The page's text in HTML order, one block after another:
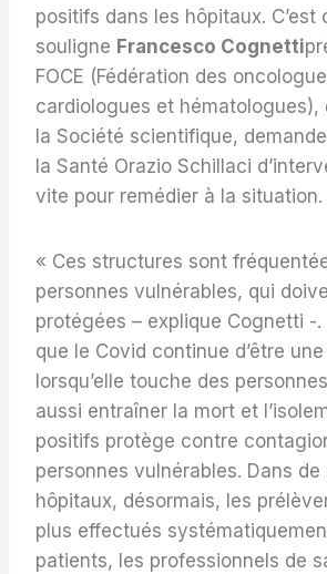
positifs dans les hôpitaux. C’est
souligne Francesco Cognetti
FOCE (Fédération des
cardiologues et hématologues),
la Société scientifique,
la Santé Orazio Schillaci
vite pour remédier à la situation.
« Ces structures sont
personnes vulnérables, qui
protégées – explique Cognetti -.
que le Covid continue d’être
lorsqu’elle touche des
aussi entraîner la mort et
positifs protège contre
personnes vulnérables. Dans de
hôpitaux, désormais, les
plus effectués
patients, les professionnels de